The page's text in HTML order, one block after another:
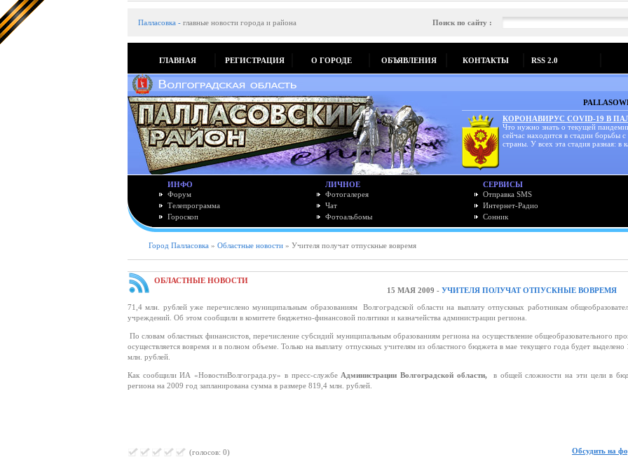
Палласовка - главные новости города и района Поиск по сайту :
ГЛАВНАЯ РЕГИСТРАЦИЯ О ГОРОДЕ ОБЪЯВЛЕНИЯ КОНТАКТЫ RSS 2.0
КОРОНАВИРУС COVID-19 В
Что нужно знать о текущей
сейчас находится в стадии борьбы
страны. У всех эта стадия разная: в
ИНФО
Форум
Телепрограмма
Гороскоп
ЛИЧНОЕ
Фотогалерея
Чат
Фотоальбомы
СЕРВИСЫ
Отправка SMS
Интернет-Радио
Сонник
Город Палласовка » Областные новости » Учителя получат отпускные вовремя
ОБЛАСТНЫЕ НОВОСТИ
15 МАЯ 2009 - УЧИТЕЛЯ ПОЛУЧАТ ОТПУСКНЫЕ ВОВРЕМЯ
71,4 млн. рублей уже перечислено муниципальным образованиям Волгоградской области на выплату отпускных работникам
учреждений. Об этом сообщили в комитете бюджетно-финансовой политики и казначейства администрации региона.
По словам областных финансистов, перечисление субсидий муниципальным образованиям региона на осуществление общеобразовательного
осуществляется вовремя и в полном объеме. Только на выплату отпускных учителям из областного бюджета в мае текущего года будет выделено
млн. рублей.
Как сообщили ИА «НовостиВолгограда.ру» в пресс-службе Администрации Волгоградской области,
в общей сложности на эти цели в
региона на 2009 год запланирована сумма в размере 819,4 млн. рублей.
(голосов: 0)
Обсудить на